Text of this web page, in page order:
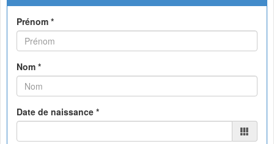
Prénom *
Nom *
Date de naissance *